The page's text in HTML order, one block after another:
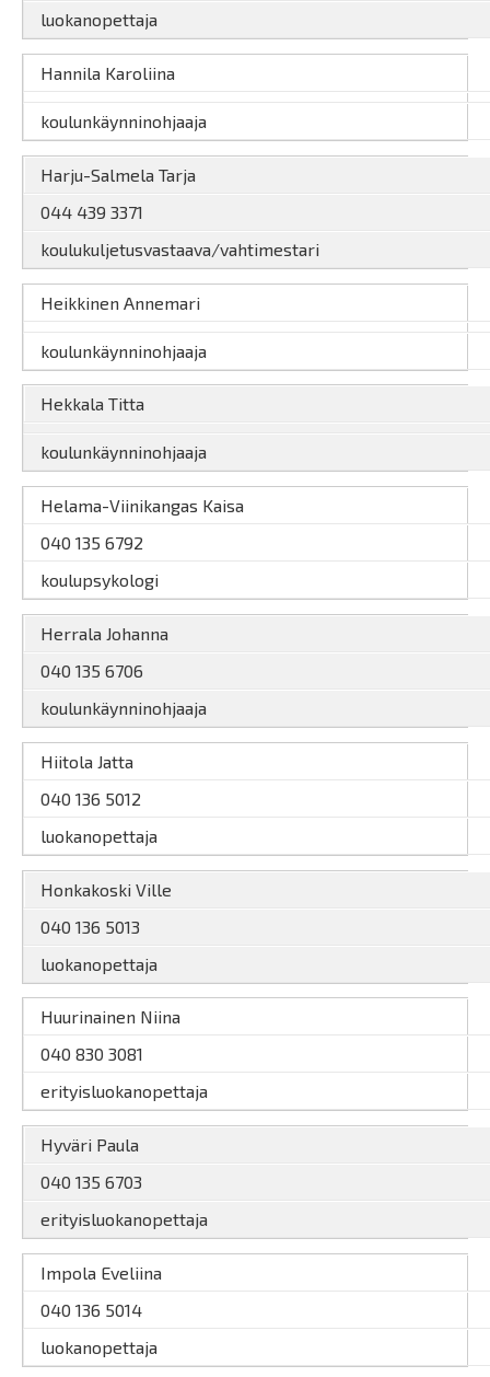
luokanopettaja
Hannila Karoliina
koulunkäynninohjaaja
Harju-Salmela Tarja
044 439 3371
koulukuljetusvastaava/vahtimestari
Heikkinen Annemari
koulunkäynninohjaaja
Hekkala Titta
koulunkäynninohjaaja
Helama-Viinikangas Kaisa
040 135 6792
koulupsykologi
Herrala Johanna
040 135 6706
koulunkäynninohjaaja
Hiitola Jatta
040 136 5012
luokanopettaja
Honkakoski Ville
040 136 5013
luokanopettaja
Huurinainen Niina
040 830 3081
erityisluokanopettaja
Hyväri Paula
040 135 6703
erityisluokanopettaja
Impola Eveliina
040 136 5014
luokanopettaja